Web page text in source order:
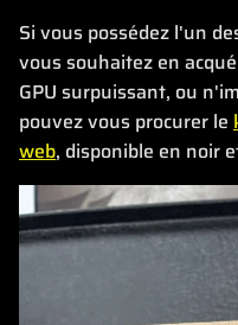
Si vous possédez l'un
vous souhaitez en
GPU surpuissant, ou
pouvez vous procurer le
web, disponible en noir